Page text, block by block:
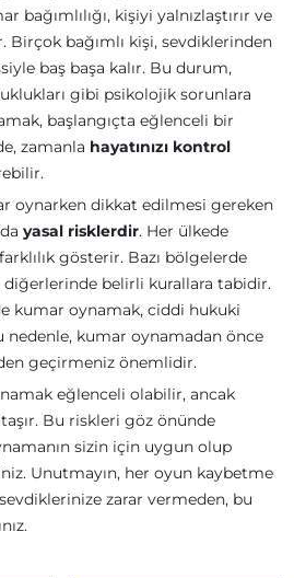
bağımlılığı, kişiyi yalnızlaştırır ve
Birçok bağımlı kişi, sevdiklerinden
baş başa kalır. Bu durum,
gibi psikolojik sorunlara
başlangıçta eğlenceli bir
zamanla hayatınızı kontrol
oynarken dikkat edilmesi gereken
yasal risklerdir. Her ülkede
gösterir. Bazı bölgelerde
diğerlerinde belirli kurallara tabidir.
kumar oynamak, ciddi hukuki
kumar oynamadan önce
geçirmeniz önemlidir.
eğlenceli olabilir, ancak
taşır. Bu riskleri göz önünde
sizin için uygun olup
Unutmayın, her oyun kaybetme
zarar vermeden, bu